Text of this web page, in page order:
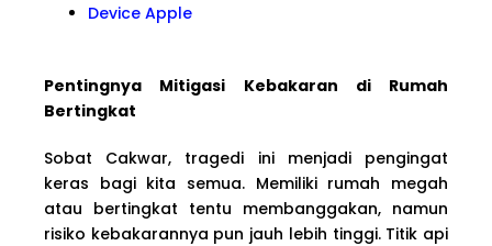
Device Apple
Pentingnya Mitigasi Kebakaran di Rumah
Bertingkat
Sobat Cakwar, tragedi ini menjadi pengingat
keras bagi kita semua. Memiliki rumah megah
atau bertingkat tentu membanggakan, namun
risiko kebakarannya pun jauh lebih tinggi. Titik api